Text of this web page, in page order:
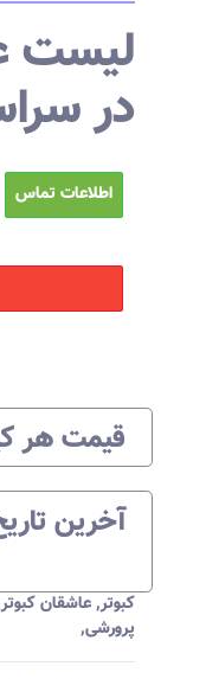
لیست
در
اطلاعات تماس
قیمت هر
آخرین
کبوتر,عاشقان کبوتر
پرورشی,